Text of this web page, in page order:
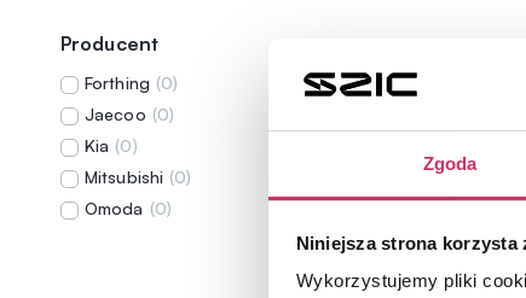
Zgoda
Niniejsza strona korzysta
Wykorzystujemy pliki
Producent
Forthing (0)
Jaecoo (0)
Kia (0)
Mitsubishi (0)
Omoda (0)